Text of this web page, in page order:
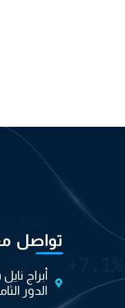
تواصل
أبراج
الدور